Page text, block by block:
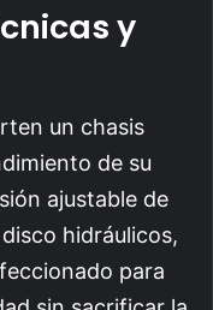
y
un chasis
de su
ajustable de
hidráulicos,
para